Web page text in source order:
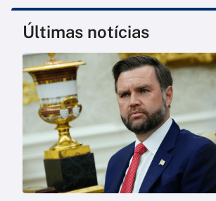
Últimas notícias